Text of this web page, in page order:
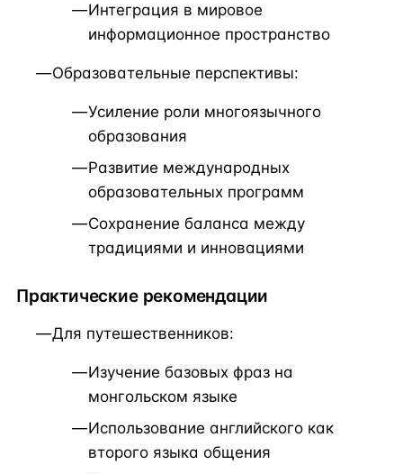
Интеграция в мировое
информационное пространство
Образовательные перспективы:
Усиление роли многоязычного
образования
Развитие международных
образовательных программ
Сохранение баланса между
традициями и инновациями
Практические рекомендации
Для путешественников:
Изучение базовых фраз на
монгольском языке
Использование английского как
второго языка общения